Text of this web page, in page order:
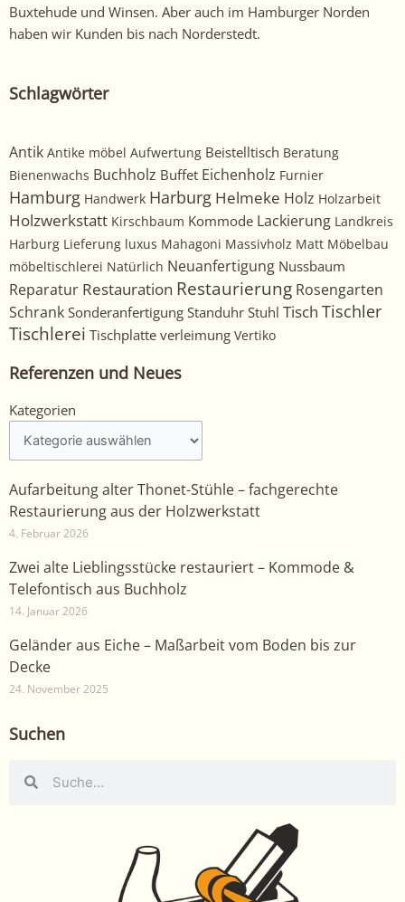
Buxtehude und Winsen. Aber auch im Hamburger Norden
haben wir Kunden bis nach Norderstedt.
Schlagwörter
Antik Antike möbel Aufwertung Beistelltisch Beratung
Bienenwachs Buchholz Buffet Eichenholz Furnier
Hamburg Handwerk Harburg Helmeke Holz Holzarbeit
Holzwerkstatt Kirschbaum Kommode Lackierung Landkreis
Harburg Lieferung luxus Mahagoni Massivholz Matt Möbelbau
möbeltischlerei Natürlich Neuanfertigung Nussbaum
Reparatur Restauration Restaurierung Rosengarten
Schrank Sonderanfertigung Standuhr Stuhl Tisch Tischler
Tischlerei Tischplatte verleimung Vertiko
Referenzen und Neues
Kategorien
Kategorien
Aufarbeitung alter Thonet-Stühle – fachgerechte
Restaurierung aus der Holzwerkstatt
4. Februar 2026
Zwei alte Lieblingsstücke restauriert – Kommode &
Telefontisch aus Buchholz
14. Januar 2026
Geländer aus Eiche – Maßarbeit vom Boden bis zur
Decke
24. November 2025
Suchen